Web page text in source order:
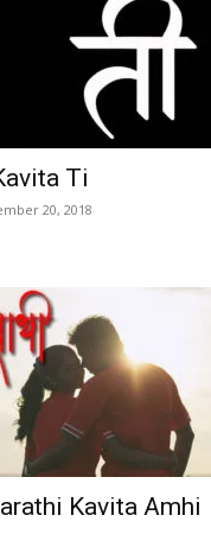
Ti
20, 2018
Kavita Amhi